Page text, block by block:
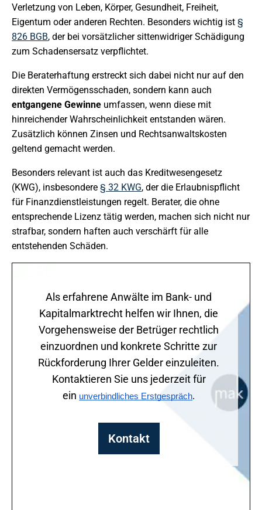
Verletzung von Leben, Körper, Gesundheit, Freiheit,
Eigentum oder anderen Rechten. Besonders wichtig ist §
826 BGB, der bei vorsätzlicher sittenwidriger Schädigung
zum Schadensersatz verpflichtet.
Die Beraterhaftung erstreckt sich dabei nicht nur auf den
direkten Vermögensschaden, sondern kann auch
entgangene Gewinne umfassen, wenn diese mit
hinreichender Wahrscheinlichkeit entstanden wären.
Zusätzlich können Zinsen und Rechtsanwaltskosten
geltend gemacht werden.
Besonders relevant ist auch das Kreditwesengesetz
(KWG), insbesondere § 32 KWG, der die Erlaubnispflicht
für Finanzdienstleistungen regelt. Berater, die ohne
entsprechende Lizenz tätig werden, machen sich nicht nur
strafbar, sondern haften auch verschärft für alle
entstehenden Schäden.
Als erfahrene Anwälte im Bank- und
Kapitalmarktrecht helfen wir Ihnen, die
Vorgehensweise der Betrüger rechtlich
einzuordnen und konkrete Schritte zur
Rückforderung Ihrer Gelder einzuleiten.
Kontaktieren Sie uns jederzeit für
ein unverbindliches Erstgespräch.
Kontakt